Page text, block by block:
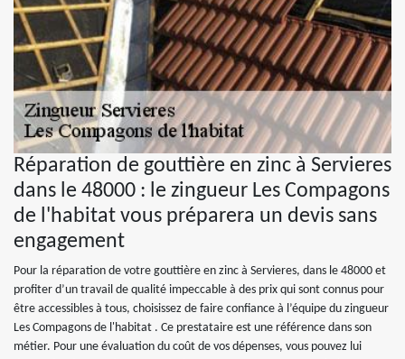
Réparation de gouttière en zinc à Servieres
dans le 48000 : le zingueur Les Compagons
de l'habitat vous préparera un devis sans
engagement
Pour la réparation de votre gouttière en zinc à Servieres, dans le 48000 et
profiter d’un travail de qualité impeccable à des prix qui sont connus pour
être accessibles à tous, choisissez de faire confiance à l’équipe du zingueur
Les Compagons de l'habitat . Ce prestataire est une référence dans son
métier. Pour une évaluation du coût de vos dépenses, vous pouvez lui